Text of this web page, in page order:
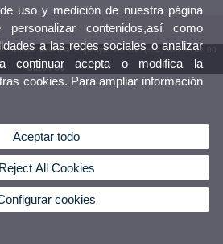
46010 València. Espanya. Tel. UV: (+34) 963 86 41 00
Buzón UV
uso y medición de nuestra página
contenidos,así como
a las redes sociales o analizar
continuar acepta o modifica la
cookies. Para ampliar información
Aceptar todo
Reject All Cookies
cookies